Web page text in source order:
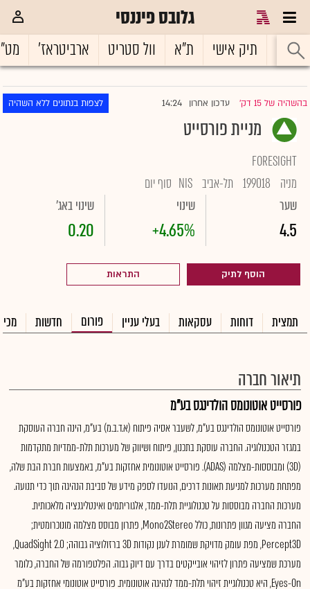
גלובס פיננסי
ראשי תיק אישי ת"א וול סטריט ארביטראז'
בהשהיה של 15 דק' |עדכון אחרון 14:24 לצפות בנתונים ללא השהיה
מניית פורסייט
FORESIGHT
מניה
199018 תל-אביב NIS סוף יום
שער
4.5
שינוי
+4.65%
שינוי באג'
0.20
הוסף לתיק התראות
תמצית דוחות עסקאות בעלי עניין פורום חדשות
תיאור חברה
פורסייט אוטונומס הולדינגס בע"מ
פורסייט אוטונומס הולדינגס בע"מ, לשעבר אסיה פיתוח (א.ד.ב.מ) בע"מ, הינה חברה העוסקת
במגזר הטכנולוגיה. החברה עוסקת בתכנון, פיתוח ושיווק של מערכות תלת-ממדיות מתקדמות
(3D) ומבוססות-מצלמה (ADAS). פורסייט אוטונומית אחזקות בע"מ, באמצעות חברת הבת שלה,
מפתחת מערכות למניעת תאונות דרכים, הנועדו לספק מידע של סביבת הנהיגה תוך כדי תנועה.
מערכות החברה מבוססות על טכנולוגיית תלת-ממד, אלגוריתמים ואינטליגנציה מלאכותית.
החברה מציעה מגוון פתרונות, כולל Mono2Stereo, פתרון מבוסס מצלמה מונוכרומטית;
Percept3D, מפת עומק מדויקת שמומרת לענן נקודות 3D ברזולוציה גבוהה; QuadSight 2.0,
מערכת שמציעה פתרון לזיהוי אובייקטים בדרך עם דיוק גבוה. הפלטפורמה של החברה, כלומר
Eyes-On, היא טכנולוגיית זיהוי תלת-ממד לנהיגה אוטונומית. פורסייט אוטונומי אחזקות בע"מ